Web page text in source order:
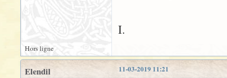
I.
Hors ligne
11-03-2019 11:21
Elendil